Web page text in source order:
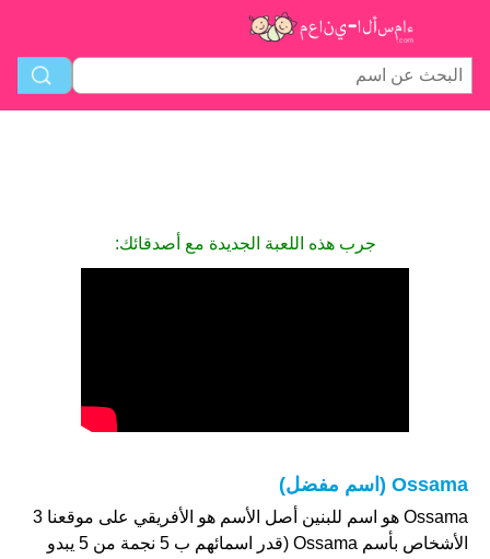
جرب هذه اللعبة الجديدة مع أصدقائك:
Ossama (اسم مفضل)
Ossama هو اسم للبنين أصل الأسم هو الأفريقي على موقعنا 3
الأشخاص بأسم Ossama (قدر اسمائهم ب 5 نجمة من 5 يبدو